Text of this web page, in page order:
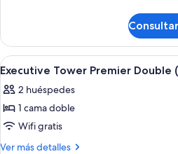
Deluxe
Twin
(Le
Salon
Access)
Tower
Grand
Deluxe
(Le
Salon
Abrir
todas
las
fotos
de
Executive
5
Executive Tower Premier Double
2 huéspedes
1 cama doble
Wifi gratis
Ver más detalles
Más